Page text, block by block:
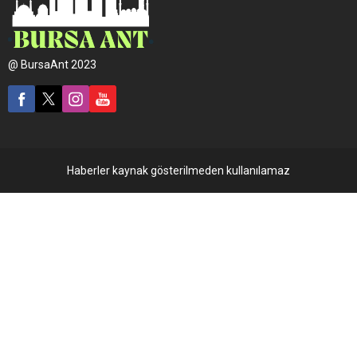
@ BursaAnt 2023
Haberler kaynak gösterilmeden kullanılamaz